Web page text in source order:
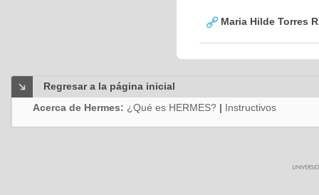
Maria Hilde Torres
Regresar a la página inicial
Acerca de Hermes: ¿Qué es HERMES? | Instructivos